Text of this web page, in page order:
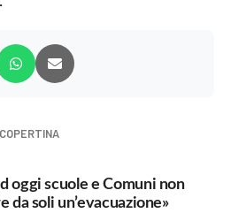
oggi scuole e Comuni non
da soli un’evacuazione»